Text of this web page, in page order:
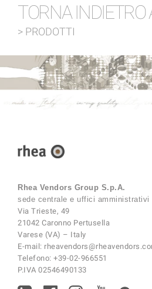
TORNA INDIETRO
> PRODOTTI
Rhea Vendors Group S.p.A.
sede centrale e uffici amministrativi
Via Trieste, 49
21042 Caronno Pertusella
Varese (VA) – Italy
E-mail:
Telefono: +39-02-966551
P.IVA 02546490133